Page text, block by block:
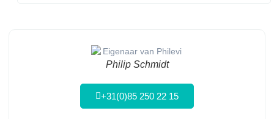
Philip Schmidt
+31(0)85 250 22 15